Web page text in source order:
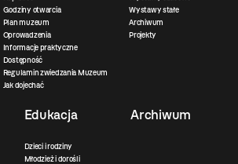
Godziny otwarcia
Plan muzeum
Oprowadzenia
Informacje praktyczne
Dostępność
Regulamin zwiedzania Muzeum
Jak dojechać
Wystawy stałe
Archiwum
Projekty
Edukacja
Dzieci i rodziny
Młodzież i dorośli
Archiwum